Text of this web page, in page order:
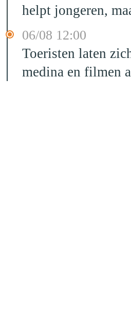
helpt jongeren,
06/08 12:00
Toeristen laten
medina en filmen